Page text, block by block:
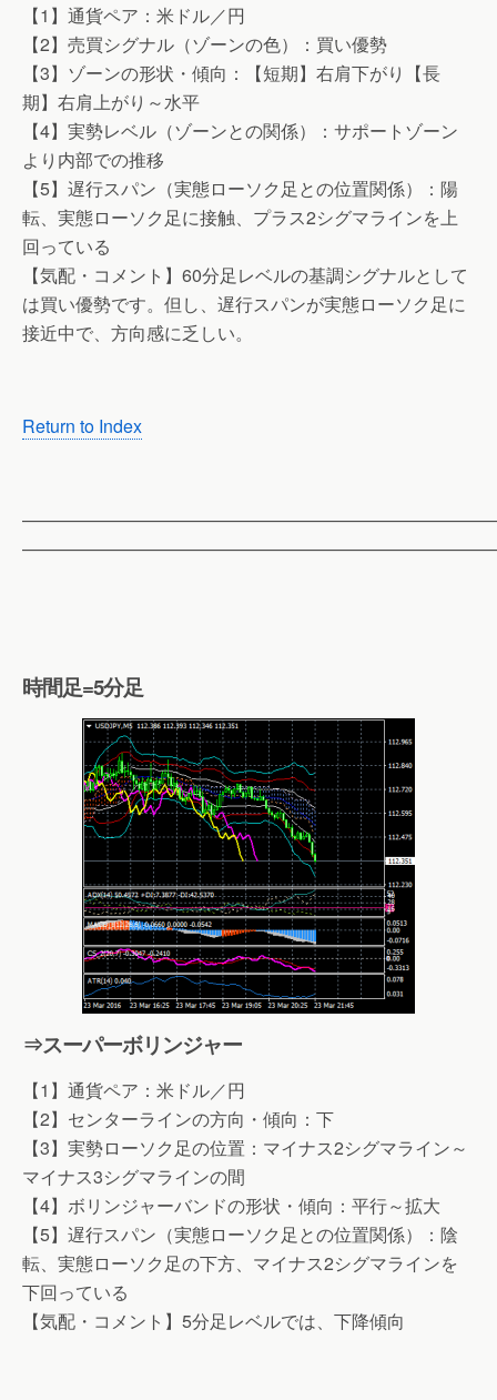
【1】通貨ペア：米ドル／円
【2】売買シグナル（ゾーンの色）：買い優勢
【3】ゾーンの形状・傾向：【短期】右肩下がり【長
期】右肩上がり～水平
【4】実勢レベル（ゾーンとの関係）：サポートゾーン
より内部での推移
【5】遅行スパン（実態ローソク足との位置関係）：陽
転、実態ローソク足に接触、プラス2シグマラインを上
回っている
【気配・コメント】60分足レベルの基調シグナルとして
は買い優勢です。但し、遅行スパンが実態ローソク足に
接近中で、方向感に乏しい。
Return to Index
時間足=5分足
⇒スーパーボリンジャー
【1】通貨ペア：米ドル／円
【2】センターラインの方向・傾向：下
【3】実勢ローソク足の位置：マイナス2シグマライン～
マイナス3シグマラインの間
【4】ボリンジャーバンドの形状・傾向：平行～拡大
【5】遅行スパン（実態ローソク足との位置関係）：陰
転、実態ローソク足の下方、マイナス2シグマラインを
下回っている
【気配・コメント】5分足レベルでは、下降傾向